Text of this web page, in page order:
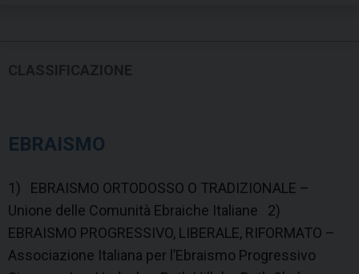
EBRAISMO
1) EBRAISMO ORTODOSSO O TRADIZIONALE –
Unione delle Comunità Ebraiche Italiane 2)
EBRAISMO PROGRESSIVO, LIBERALE, RIFORMATO –
Associazione Italiana per l’Ebraismo Progressivo